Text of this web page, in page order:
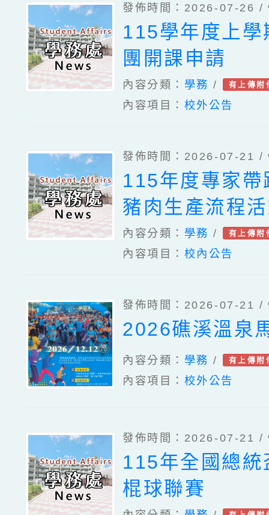
發佈時間：2026-07-26 /
115學年度上學
團開課申請
內容分類： 學務 / 有上傳附
內容項目： 校外公告
發佈時間：2026-07-21 /
115年度專家帶
豬肉生產流程
內容分類： 學務 / 有上傳附
內容項目： 校內公告
發佈時間：2026-07-21 /
2026礁溪溫泉
內容分類： 學務 / 有上傳附
內容項目： 校外公告
發佈時間：2026-07-21 /
115年全國總統
棍球聯賽